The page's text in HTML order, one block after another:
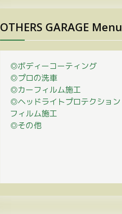
OTHERS GARAGE Menu
◎ボディーコーティング
◎プロの洗車
◎カーフィルム施工
◎ヘッドライトプロテクション
フィルム施工
◎その他